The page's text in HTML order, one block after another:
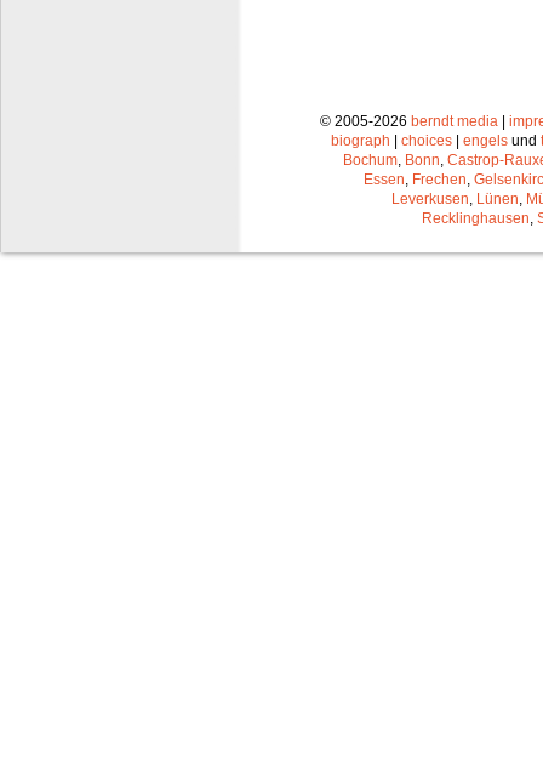
© 2005-2026 berndt media |
biograph | choices | engels und
Bochum Bonn Castrop-
Essen Frechen
Leverkusen Lünen
Recklinghausen